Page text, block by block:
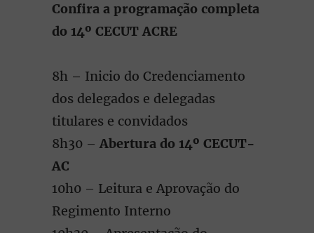
Confira a programação completa
do 14º CECUT ACRE
8h – Inicio do Credenciamento
dos delegados e delegadas
titulares e convidados
8h30 –Abertura do 14º CECUT-
AC
10h0 – Leitura e Aprovação do
Regimento Interno